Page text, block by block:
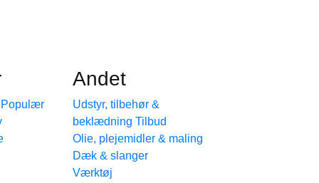
Andet
Udstyr, tilbehør &
beklædning
Olie, plejemidler & maling
Dæk & slanger
Værktøj